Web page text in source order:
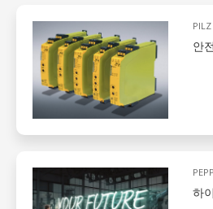
PILZ
안
하